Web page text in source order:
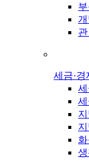
세금·경
생